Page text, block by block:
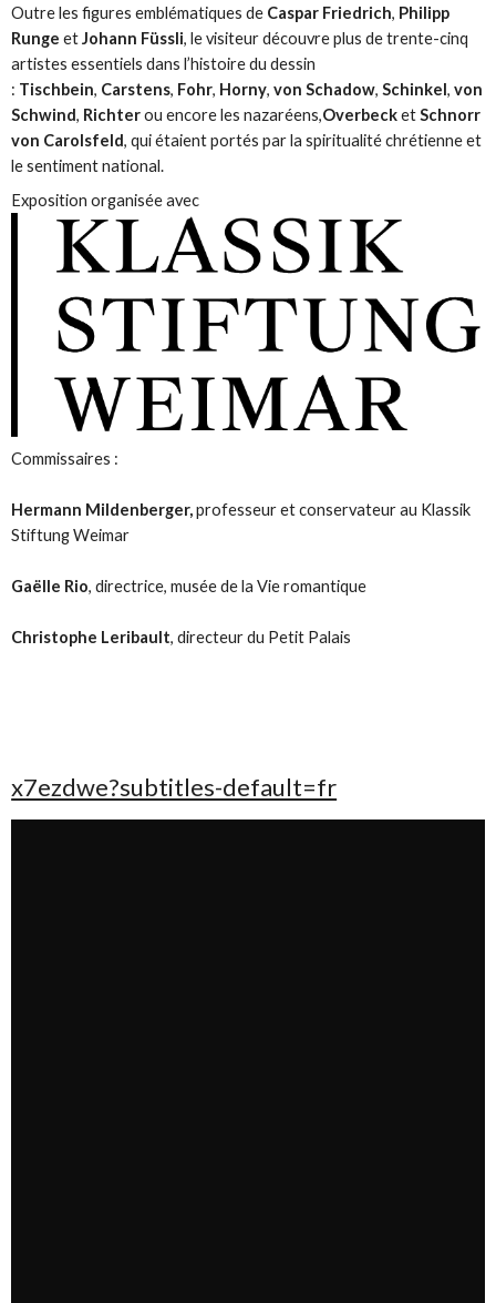
Outre les figures emblématiques de Caspar Friedrich, Philipp
Runge etJohann Füssli, le visiteur découvre plus de trente-cinq
artistes essentiels dans l’histoire du dessin
: Tischbein, Carstens, Fohr, Horny,von Schadow,Schinkel,von
Schwind, Richterou encore les nazaréens,OverbecketSchnorr
von Carolsfeld, qui étaient portés par la spiritualité chrétienne et
le sentiment national.
Exposition organisée avec
Commissaires :
Hermann Mildenberger,professeur et conservateur au Klassik
Stiftung Weimar
Gaëlle Rio, directrice, musée de la Vie romantique
Christophe Leribault, directeur du Petit Palais
x7ezdwe?subtitles-default=fr